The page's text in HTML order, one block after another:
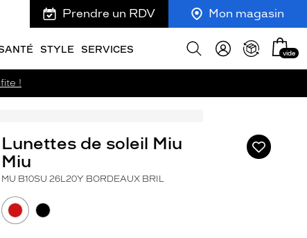
Prendre un RDV Mon magasin
STYLE SERVICES
Afficher
Mon
panier
vide
!
Ajouter
à
Lunettes de soleil Miu
Miu
MU B10SU 26L20Y BORDEAUX BRIL